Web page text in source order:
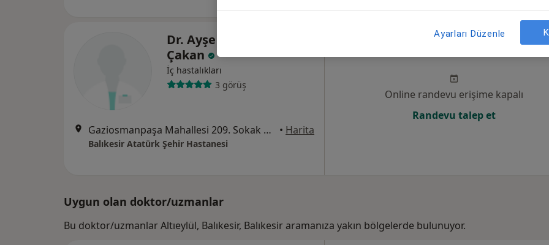
Dr. Ayşe Ebru Barutçu
Çakan
İç hastalıkları
3 görüş
Gaziosmanpaşa Mahallesi 209. Sokak No:26, Balıkesir • Harita
Balıkesir Atatürk Şehir Hastanesi
Yarın Cmt, Paz,
Online randevu erişime kapalı
Randevu talep et
Uygun olan doktor/uzmanlar
Bu doktor/uzmanlar Altıeylül, Balıkesir, Balıkesir aramanıza yakın bölgelerde bulunuyor.
Ayarları Düzenle